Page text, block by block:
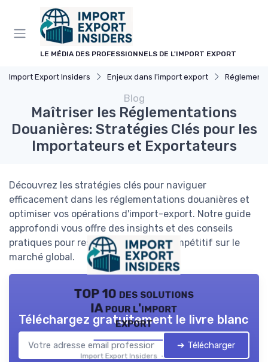
LE MÉDIA DES PROFESSIONNELS DE L'IMPORT EXPORT
Import Export Insiders Enjeux dans l'import export
Blog
Maîtriser les Réglementations
Douanières: Stratégies Clés pour les
Importateurs et Exportateurs
Découvrez les stratégies clés pour naviguer
efficacement dans les réglementations douanières et
optimiser vos opérations d'import-export. Notre guide
approfondi vous offre des insights et des conseils
pratiques pour rester conforme et compétitif sur le
marché global.
TOP 10 des solutions
IA pour l'import
export
Import Export Insiders — 2026
Téléchargez gratuitement le livre blanc
➔ Télécharger
Panneau de gestion des cookies